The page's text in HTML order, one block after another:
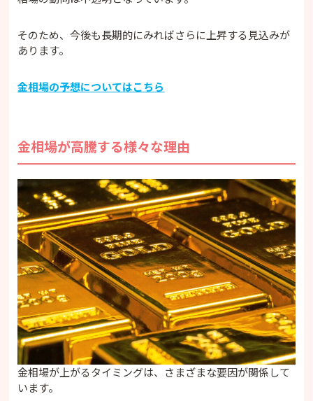
そのため、今後も長期的にみればさらに上昇する見込みが
あります。
金相場の予想についてはこちら
金相場が高騰する様々な理由
金相場が上がるタイミングは、さまざまな要因が関係して
います。